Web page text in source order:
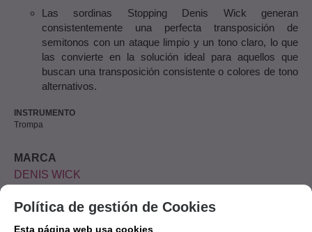
Las sordinas Stopping Denis Wick generan
consistentemente una perfecta transposición de
semitonos con un ataque limpio y un tono claro, lo que
las convierte en la solución ideal para aquellos que
buscan una transposición consistente o colores de tono
alternativos.
INSTRUMENTO
Trompa
MARCA
DENIS WICK
Aún no existen valoraciones para este
Política de gestión de Cookies
Esta página web usa cookies